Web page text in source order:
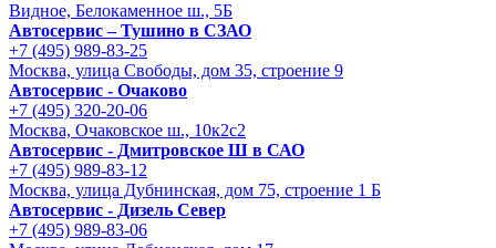
Видное, Белокаменное ш., 5Б
Автосервис – Тушино в СЗАО
+7 (495) 989-83-25
Москва, улица Свободы, дом 35, строение 9
Автосервис - Очаково
+7 (495) 320-20-06
Москва, Очаковское ш., 10к2с2
Автосервис - Дмитровское Ш в САО
+7 (495) 989-83-12
Москва, улица Дубнинская, дом 75, строение 1 Б
Автосервис - Дизель Север
+7 (495) 989-83-06